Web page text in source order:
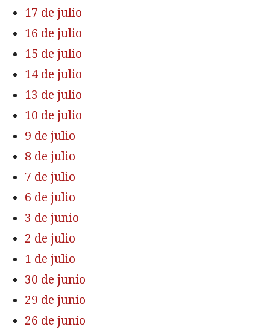
17 de julio
16 de julio
15 de julio
14 de julio
13 de julio
10 de julio
9 de julio
8 de julio
7 de julio
6 de julio
3 de junio
2 de julio
1 de julio
30 de junio
29 de junio
26 de junio